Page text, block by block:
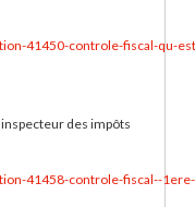
41450-controle-fiscal-qu-
des impôts
41458-controle-fiscal--